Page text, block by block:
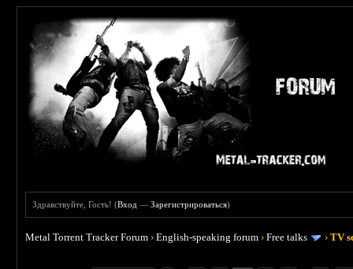
Здравствуйте, Гость! (Вход —Зарегистрироваться)
Metal Torrent Tracker Forum ›English-speaking forum ›Free talks ›TV